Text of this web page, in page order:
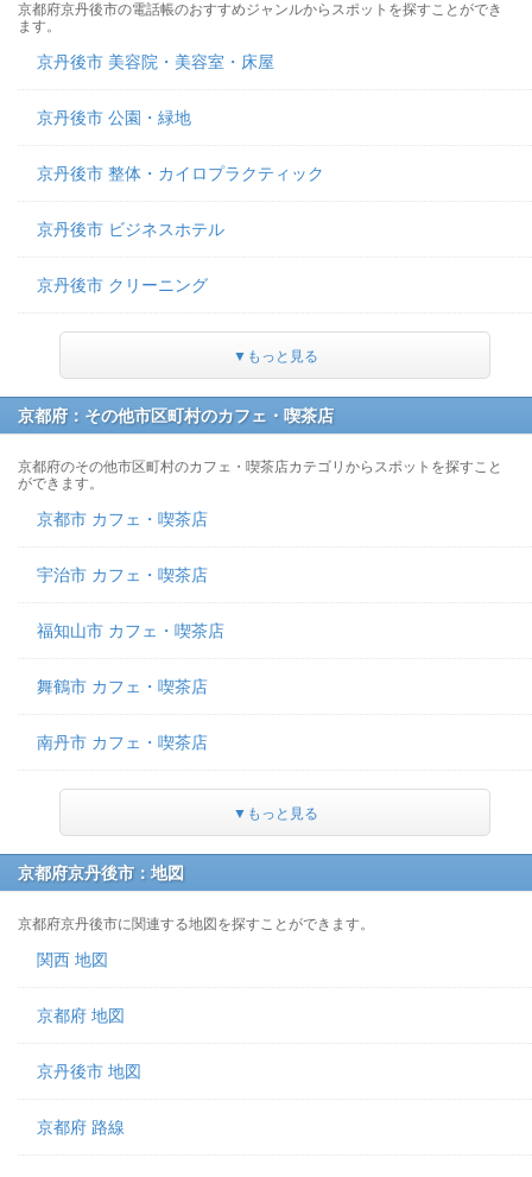
京都府京丹後市の電話帳のおすすめジャンルからスポットを探すことができ
ます。
京丹後市 美容院・美容室・床屋
京丹後市 公園・緑地
京丹後市 整体・カイロプラクティック
京丹後市 ビジネスホテル
京丹後市 クリーニング
▼もっと見る
京都府：その他市区町村のカフェ・喫茶店
京都府のその他市区町村のカフェ・喫茶店カテゴリからスポットを探すこと
ができます。
京都市 カフェ・喫茶店
宇治市 カフェ・喫茶店
福知山市 カフェ・喫茶店
舞鶴市 カフェ・喫茶店
南丹市 カフェ・喫茶店
▼もっと見る
京都府京丹後市：地図
京都府京丹後市に関連する地図を探すことができます。
関西 地図
京都府 地図
京丹後市 地図
京都府 路線